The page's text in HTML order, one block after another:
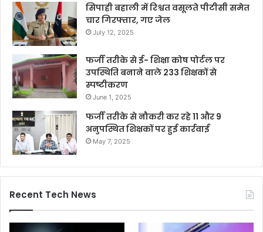
सिपाही बहाली में रिश्वत वसूलते पीटीसी समेत
चार गिरफ्तार, गए जेल
July 12, 2025
फर्जी तरीके से ई- शिक्षा कोष पोर्टल पर
उपस्थिति बनाने वाले 233 शिक्षकों से
स्पष्टीकरण
June 1, 2025
फर्जी तरीके से नौकरी कर रहे 11 और 9
अनुपस्थित शिक्षकों पर हुई कार्रवाई
May 7, 2025
Recent Tech News